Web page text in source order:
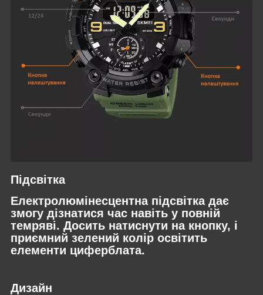
Підсвітка
Електролюмінесцентна підсвітка дає
змогу дізнатися час навіть у повній
темряві. Досить натиснути на кнопку, і
приємний зелений колір освітить
елементи циферблата.
Дизайн